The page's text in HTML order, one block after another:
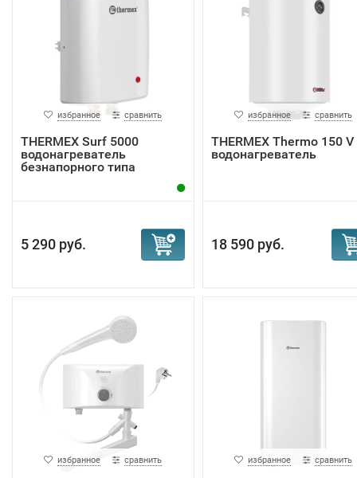
избранное сравнить
THERMEX Surf 5000
водонагреватель
безнапорного типа
5 290 руб.
избранное сравнить
THERMEX Thermo 150 V
водонагреватель
18 590 руб.
избранное сравнить избранное сравнить